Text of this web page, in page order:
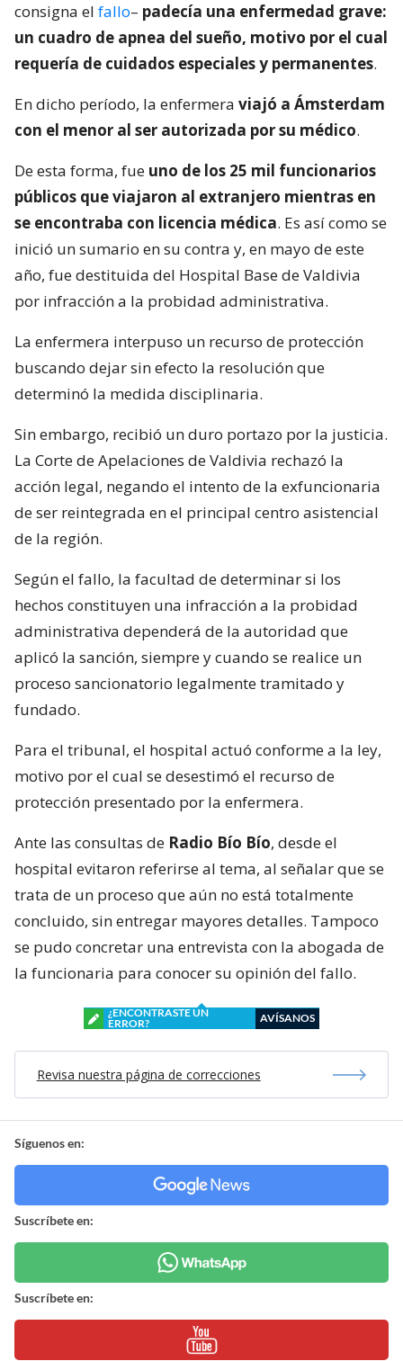
consigna el fallo– padecía una enfermedad grave:
un cuadro de apnea del sueño, motivo por el cual
requería de cuidados especiales y permanentes.
En dicho período, la enfermera viajó a Ámsterdam
con el menor al ser autorizada por su médico.
De esta forma, fue uno de los 25 mil funcionarios
públicos que viajaron al extranjero mientras en
se encontraba con licencia médica. Es así como se
inició un sumario en su contra y, en mayo de este
año, fue destituida del Hospital Base de Valdivia
por infracción a la probidad administrativa.
La enfermera interpuso un recurso de protección
buscando dejar sin efecto la resolución que
determinó la medida disciplinaria.
Sin embargo, recibió un duro portazo por la justicia.
La Corte de Apelaciones de Valdivia rechazó la
acción legal, negando el intento de la exfuncionaria
de ser reintegrada en el principal centro asistencial
de la región.
Según el fallo, la facultad de determinar si los
hechos constituyen una infracción a la probidad
administrativa dependerá de la autoridad que
aplicó la sanción, siempre y cuando se realice un
proceso sancionatorio legalmente tramitado y
fundado.
Para el tribunal, el hospital actuó conforme a la ley,
motivo por el cual se desestimó el recurso de
protección presentado por la enfermera.
Ante las consultas de Radio Bío Bío, desde el
hospital evitaron referirse al tema, al señalar que se
trata de un proceso que aún no está totalmente
concluido, sin entregar mayores detalles. Tampoco
se pudo concretar una entrevista con la abogada de
la funcionaria para conocer su opinión del fallo.
¿ENCONTRASTE UN
ERROR?
AVÍSANOS
Revisa nuestra página de correcciones
Síguenos en:
Suscríbete en:
Suscríbete en: